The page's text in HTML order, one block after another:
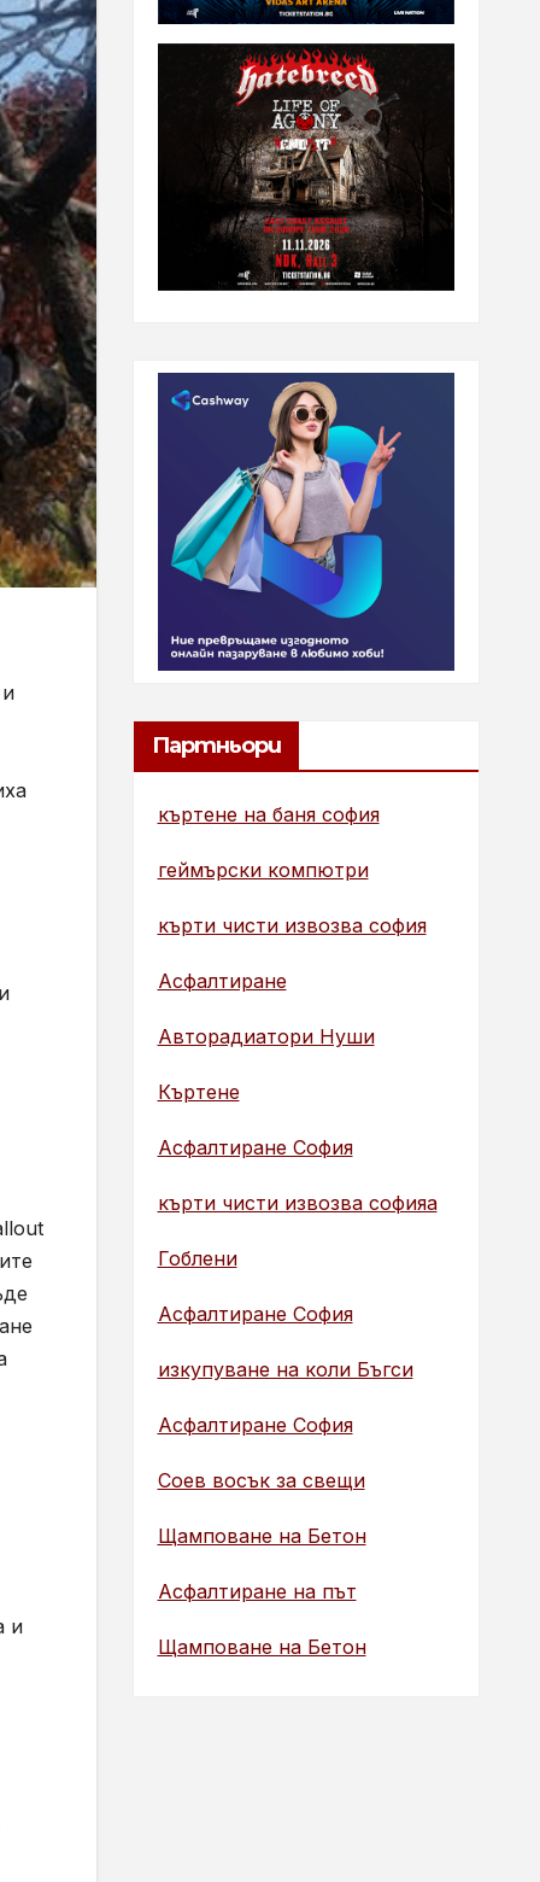
и
Партньори
къртене на баня софия
геймърски компютри
кърти чисти извозва софия
Асфалтиране
Авторадиатори Нуши
Къртене
Асфалтиране София
кърти чисти извозва софияа
Гоблени
Асфалтиране София
изкупуване на коли Бъгси
Асфалтиране София
Соев восък за свещи
Щамповане на Бетон
Асфалтиране на път
Щамповане на Бетон